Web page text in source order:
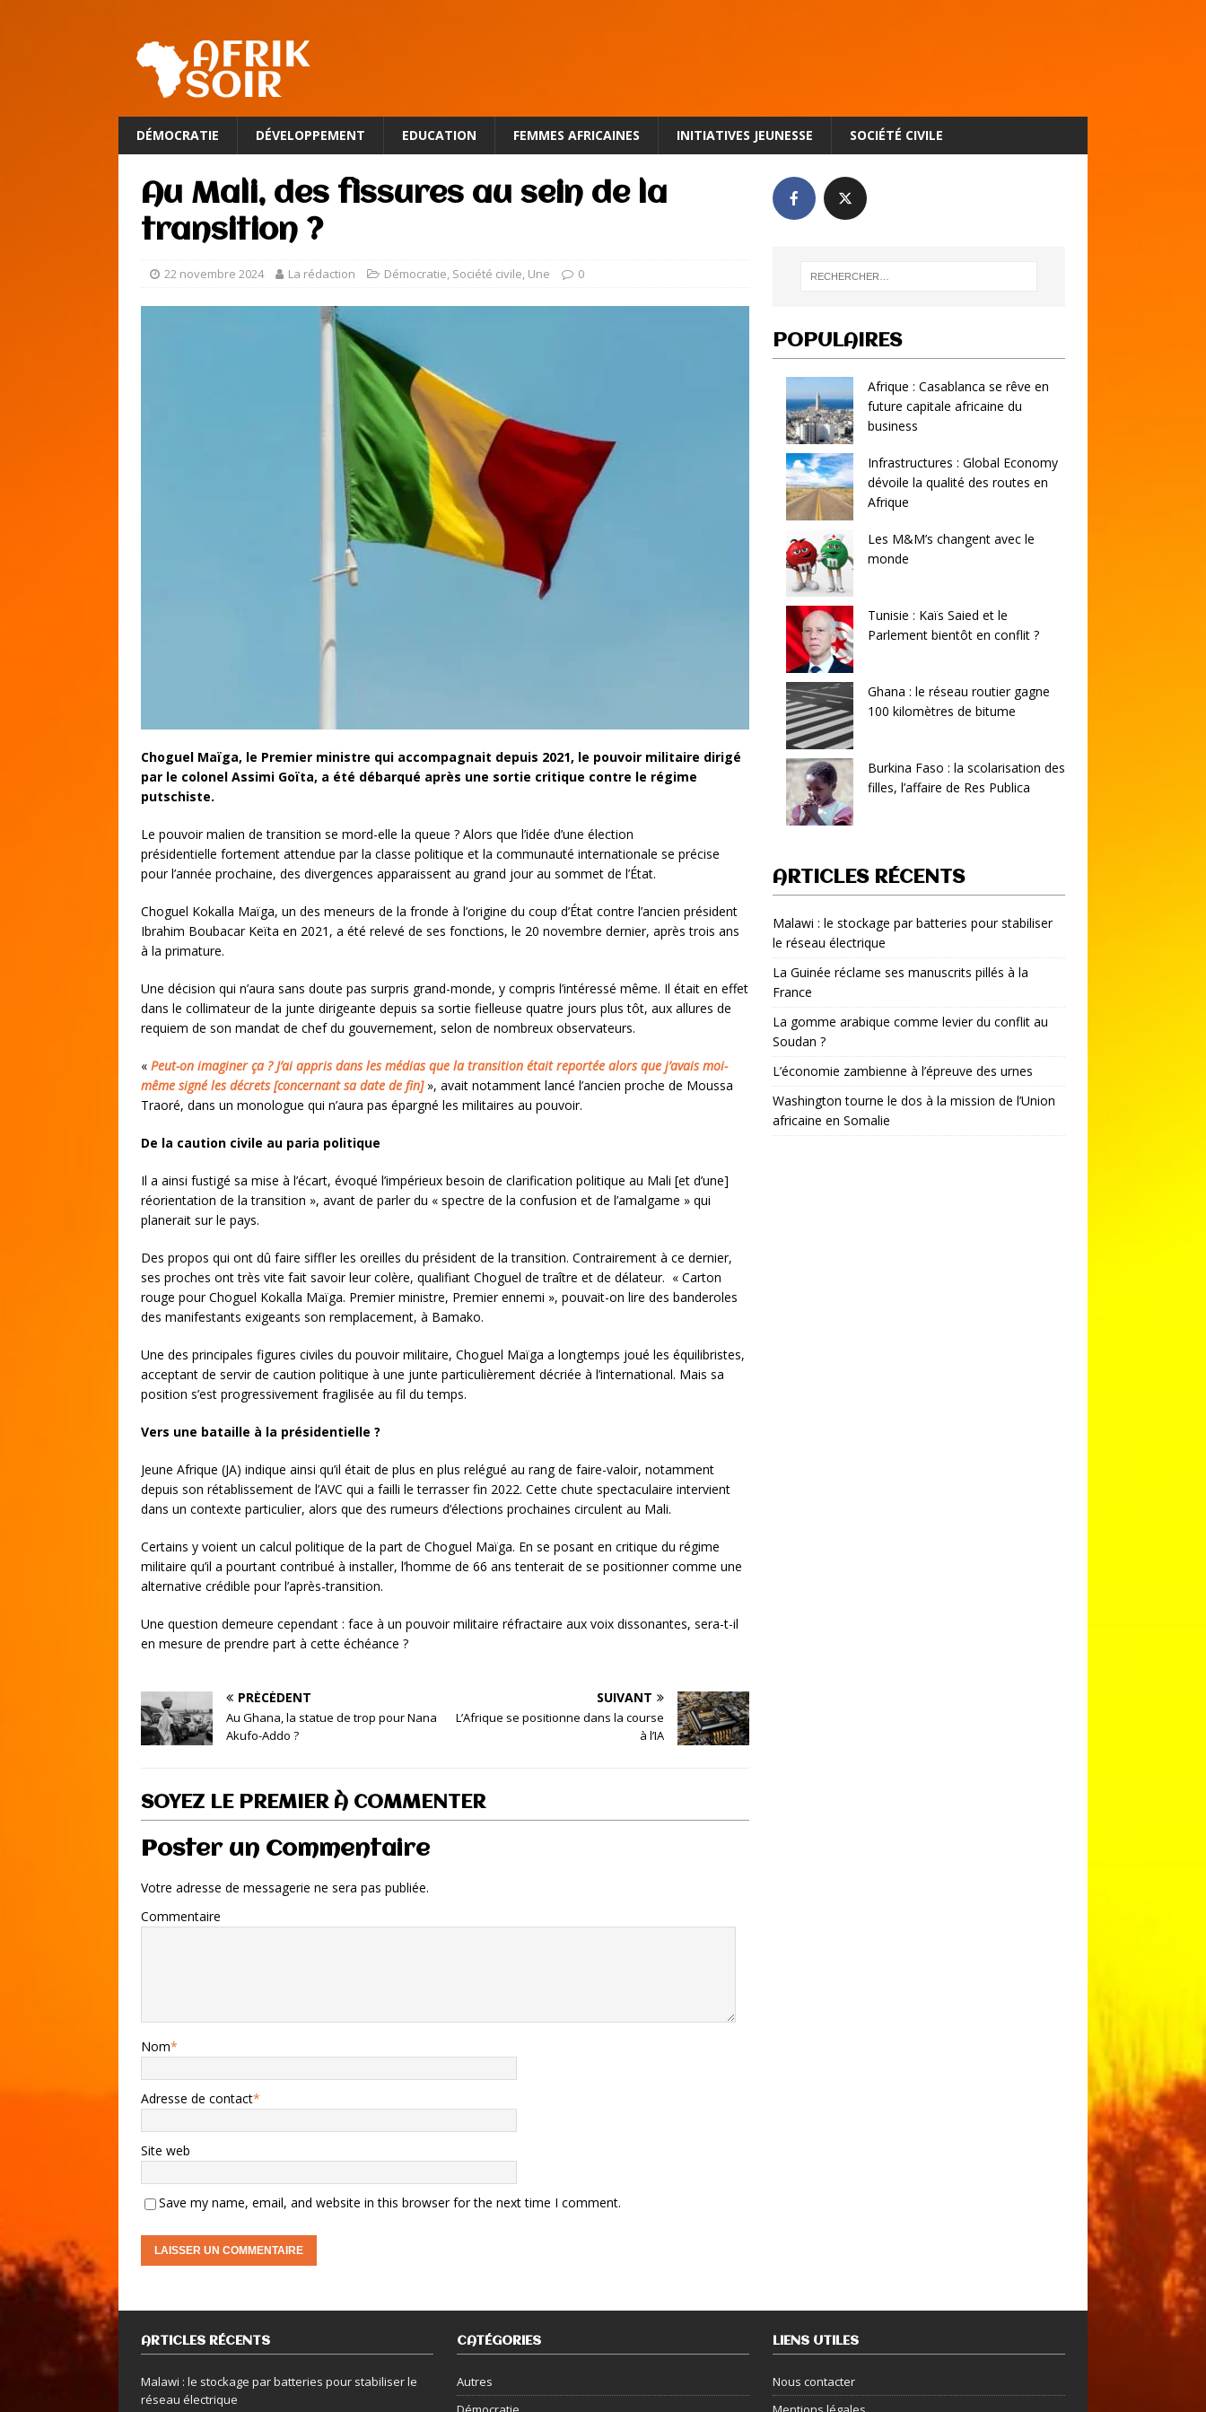
DÉMOCRATIE DÉVELOPPEMENT EDUCATION FEMMES AFRICAINES INITIATIVES JEUNESSE SOCIÉTÉ CIVILE
Au Mali, des fissures au sein de la
transition ?
22 novembre 2024 La rédaction Démocratie, Société civile, Une 0
Choguel Maïga, le Premier ministre qui accompagnait depuis 2021, le pouvoir militaire dirigé
par le colonel Assimi Goïta, a été débarqué après une sortie critique contre le régime
putschiste.
Le pouvoir malien de transition se mord-elle la queue ? Alors que l’idée d’une élection
présidentielle fortement attendue par la classe politique et la communauté internationale se précise
pour l’année prochaine, des divergences apparaissent au grand jour au sommet de l’État.
Choguel Kokalla Maïga, un des meneurs de la fronde à l’origine du coup d’État contre l’ancien président
Ibrahim Boubacar Keïta en 2021, a été relevé de ses fonctions, le 20 novembre dernier, après trois ans
à la primature.
Une décision qui n’aura sans doute pas surpris grand-monde, y compris l’intéressé même. Il était en effet
dans le collimateur de la junte dirigeante depuis sa sortie fielleuse quatre jours plus tôt, aux allures de
requiem de son mandat de chef du gouvernement, selon de nombreux observateurs.
« Peut-on imaginer ça ? J’ai appris dans les médias que la transition était reportée alors que j’avais moi-
même signé les décrets [concernant sa date de fin]», avait notamment lancé l’ancien proche de Moussa
Traoré, dans un monologue qui n’aura pas épargné les militaires au pouvoir.
De la caution civile au paria politique
Il a ainsi fustigé sa mise à l’écart, évoqué l’impérieux besoin de clarification politique au Mali [et d’une]
réorientation de la transition », avant de parler du « spectre de la confusion et de l’amalgame » qui
planerait sur le pays.
Des propos qui ont dû faire siffler les oreilles du président de la transition. Contrairement à ce dernier,
ses proches ont très vite fait savoir leur colère, qualifiant Choguel de traître et de délateur. « Carton
rouge pour Choguel Kokalla Maïga. Premier ministre, Premier ennemi », pouvait-on lire des banderoles
des manifestants exigeants son remplacement, à Bamako.
Une des principales figures civiles du pouvoir militaire, Choguel Maïga a longtemps joué les équilibristes,
acceptant de servir de caution politique à une junte particulièrement décriée à l’international. Mais sa
position s’est progressivement fragilisée au fil du temps.
Vers une bataille à la présidentielle ?
Jeune Afrique (JA) indique ainsi qu’il était de plus en plus relégué au rang de faire-valoir, notamment
depuis son rétablissement de l’AVC qui a failli le terrasser fin 2022. Cette chute spectaculaire intervient
dans un contexte particulier, alors que des rumeurs d’élections prochaines circulent au Mali.
Certains y voient un calcul politique de la part de Choguel Maïga. En se posant en critique du régime
militaire qu’il a pourtant contribué à installer, l’homme de 66 ans tenterait de se positionner comme une
alternative crédible pour l’après-transition.
Une question demeure cependant : face à un pouvoir militaire réfractaire aux voix dissonantes, sera-t-il
en mesure de prendre part à cette échéance ?
PRÉCÉDENT
Au Ghana, la statue de trop pour Nana
Akufo-Addo ?
SUIVANT
L’Afrique se positionne dans la course
à l’IA
SOYEZ LE PREMIER À COMMENTER
Poster un Commentaire
Votre adresse de messagerie ne sera pas publiée.
Commentaire
Nom*
Adresse de contact*
Site web
Save my name, email, and website in this browser for the next time I comment.
POPULAIRES
Afrique : Casablanca se rêve en
future capitale africaine du
business
Infrastructures : Global Economy
dévoile la qualité des routes en
Afrique
Les M&M’s changent avec le
monde
Tunisie : Kaïs Saied et le
Parlement bientôt en conflit ?
Ghana : le réseau routier gagne
100 kilomètres de bitume
Burkina Faso : la scolarisation des
filles, l’affaire de Res Publica
ARTICLES RÉCENTS
Malawi : le stockage par batteries pour stabiliser
le réseau électrique
La Guinée réclame ses manuscrits pillés à la
France
La gomme arabique comme levier du conflit au
Soudan ?
L’économie zambienne à l’épreuve des urnes
Washington tourne le dos à la mission de l’Union
africaine en Somalie
ARTICLES RÉCENTS
Malawi : le stockage par batteries pour stabiliser le
réseau électrique
CATÉGORIES
Autres
LIENS UTILES
Nous contacter